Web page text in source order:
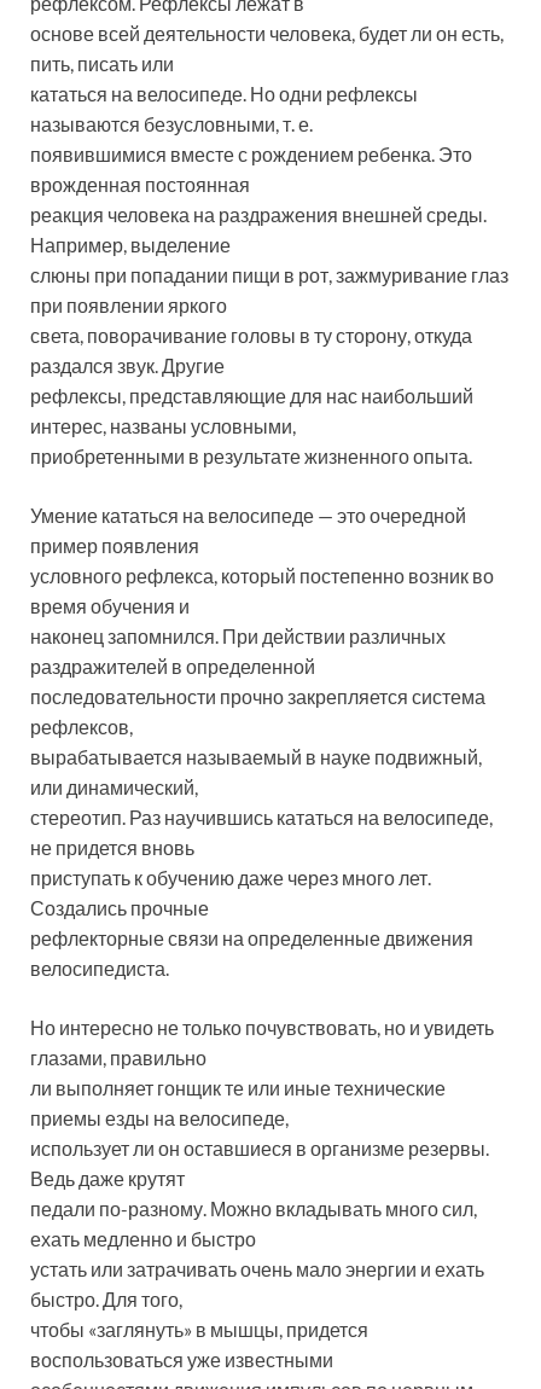
основе всей деятельности человека, будет ли он есть,
пить, писать или
кататься на велосипеде. Но одни рефлексы
называются безусловными, т. е.
появившимися вместе с рождением ребенка. Это
врожденная постоянная
реакция человека на раздражения внешней среды.
Например, выделение
слюны при попадании пищи в рот, зажмуривание глаз
при появлении яркого
света, поворачивание головы в ту сторону, откуда
раздался звук. Другие
рефлексы, представляющие для нас наибольший
интерес, названы условными,
приобретенными в результате жизненного опыта.
Умение кататься на велосипеде — это очередной
пример появления
условного рефлекса, который постепенно возник во
время обучения и
наконец запомнился. При действии различных
раздражителей в определенной
последовательности прочно закрепляется система
рефлексов,
вырабатывается называемый в науке подвижный,
или динамический,
стереотип. Раз научившись кататься на велосипеде,
не придется вновь
приступать к обучению даже через много лет.
Создались прочные
рефлекторные связи на определенные движения
велосипедиста.
Но интересно не только почувствовать, но и увидеть
глазами, правильно
ли выполняет гонщик те или иные технические
приемы езды на велосипеде,
использует ли он оставшиеся в организме резервы.
Ведь даже крутят
педали по-разному. Можно вкладывать много сил,
ехать медленно и быстро
устать или затрачивать очень мало энергии и ехать
быстро. Для того,
чтобы «заглянуть» в мышцы, придется
воспользоваться уже известными